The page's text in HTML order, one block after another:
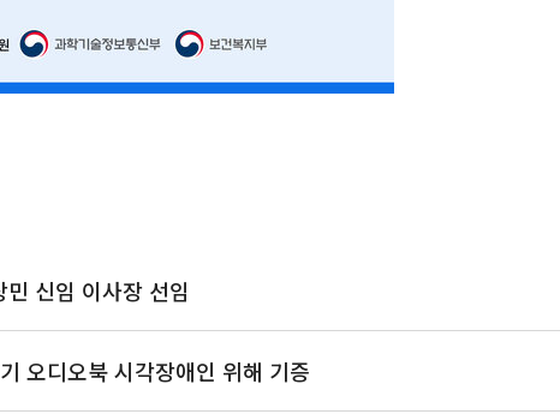
신임 이사장 선임
오디오북 시각장애인 위해 기증